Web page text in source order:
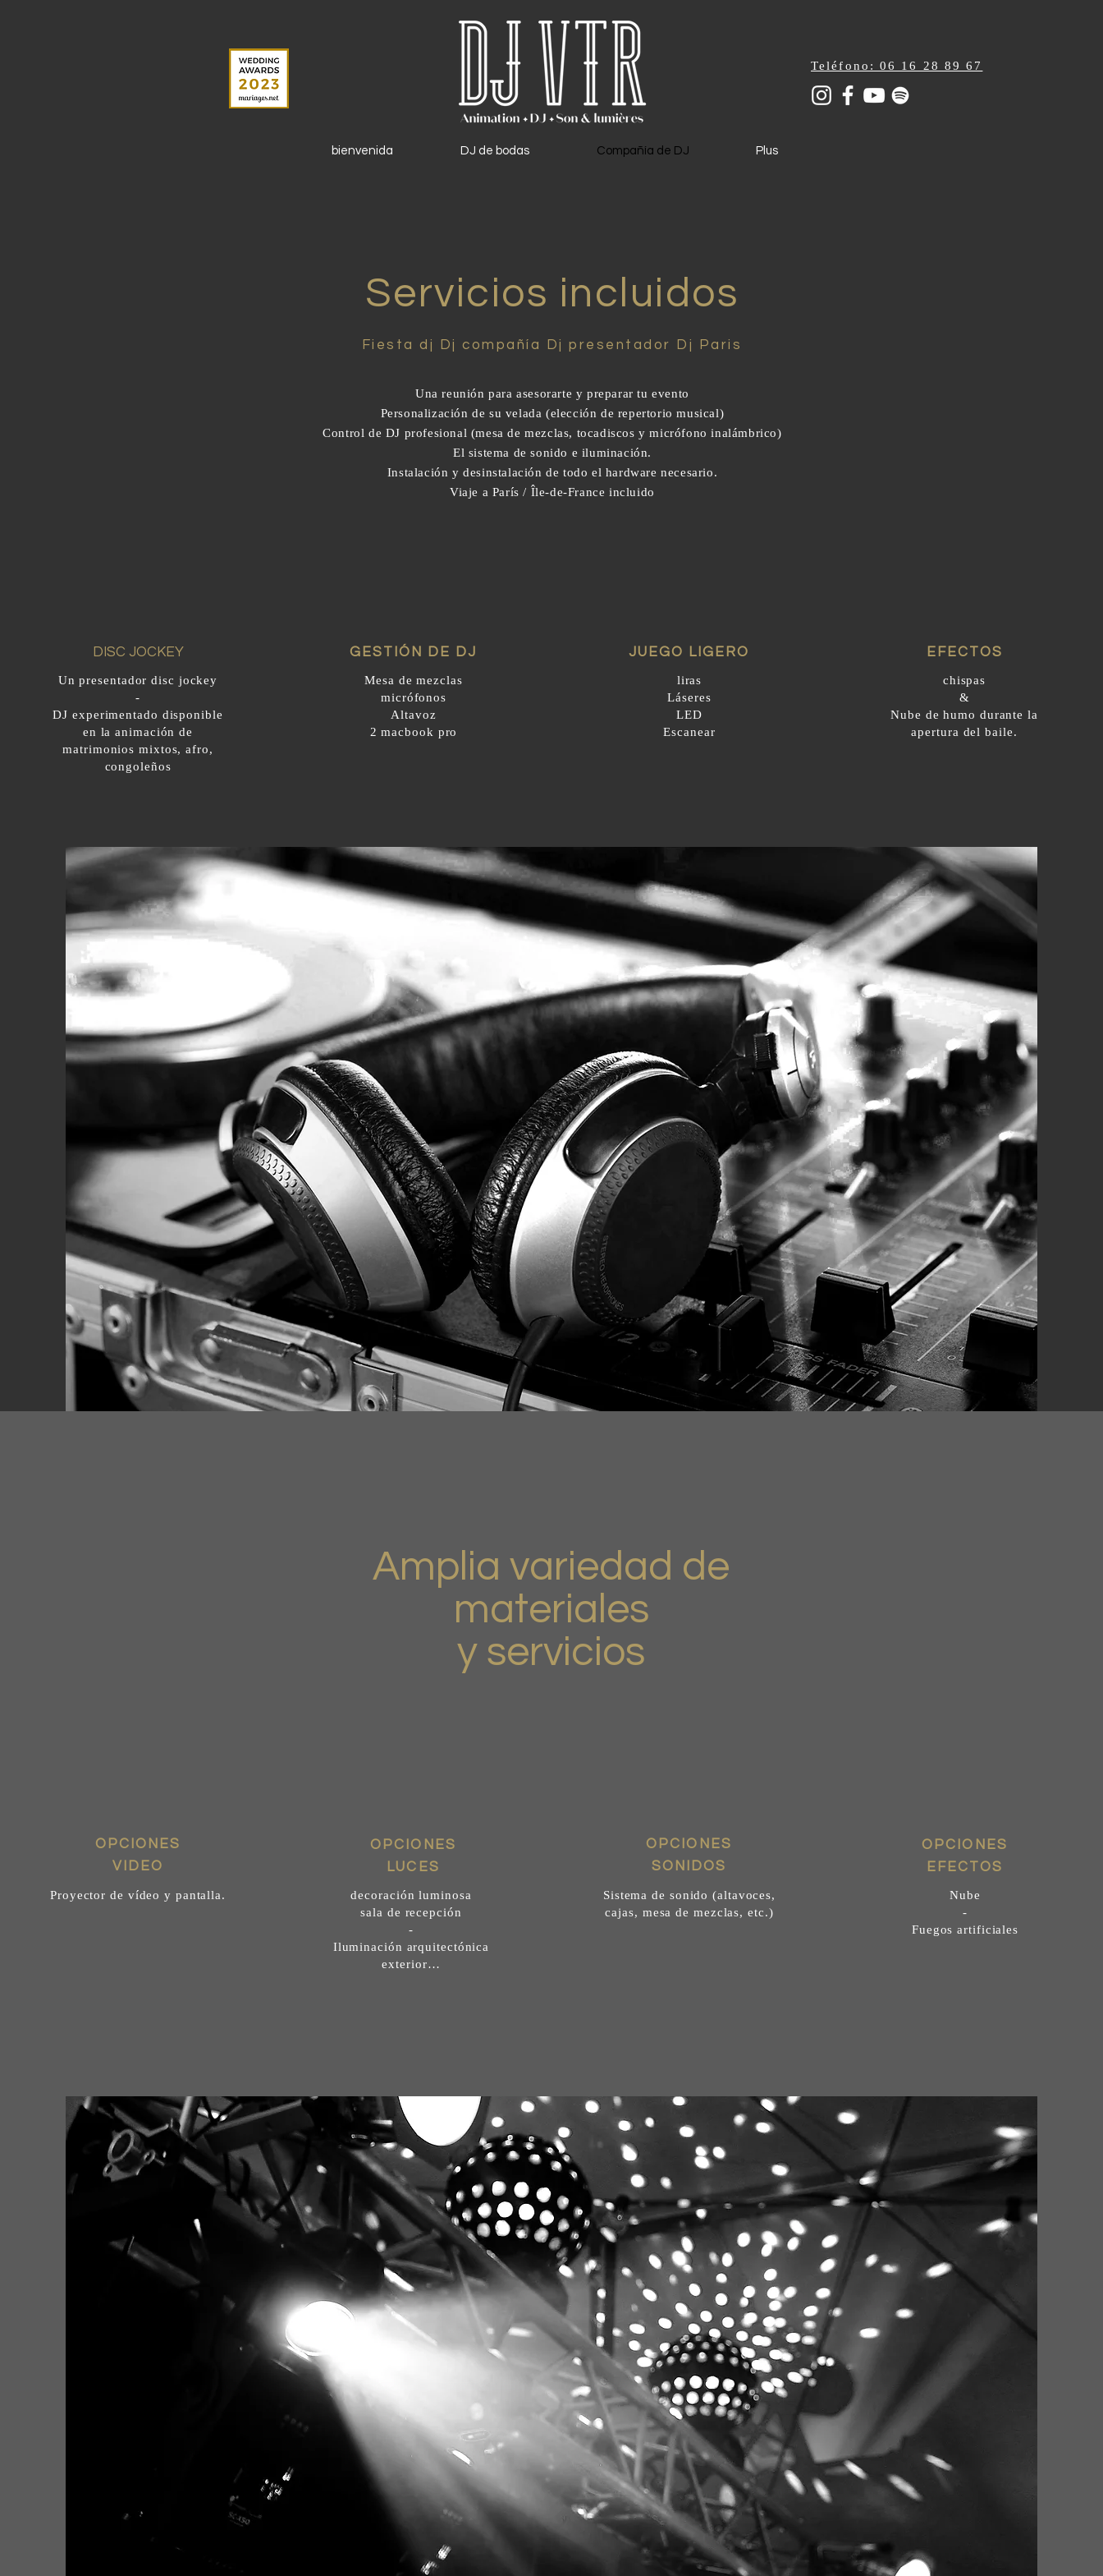
Teléfono: 06 16 28 89 67
bienvenida DJ de bodas Compañía de DJ Plus
Servicios incluidos
Fiesta dj Dj compañía Dj presentador Dj Paris
Una reunión para asesorarte y preparar tu evento
Personalización de su velada (elección de repertorio musical)
Control de DJ profesional (mesa de mezclas, tocadiscos y micrófono inalámbrico)
El sistema de sonido e iluminación.
Instalación y desinstalación de todo el hardware necesario.
Viaje a París / Île-de-France incluido
DISC JOCKEY
Un presentador disc jockey
-
DJ experimentado disponible
en la animación de
matrimonios mixtos, afro,
congoleños
GESTIÓN DE DJ
Mesa de mezclas
micrófonos
Altavoz
2 macbook pro
JUEGO LIGERO
liras
Láseres
LED
Escanear
EFECTOS
chispas
&
Nube de humo durante la
apertura del baile.
Amplia variedad de
materiales
y servicios
OPCIONES
VIDEO
Proyector de vídeo y pantalla.
OPCIONES
LUCES
decoración luminosa
sala de recepción
-
Iluminación arquitectónica
exterior…
OPCIONES
SONIDOS
Sistema de sonido (altavoces,
cajas, mesa de mezclas, etc.)
OPCIONES
EFECTOS
Nube
-
Fuegos artificiales